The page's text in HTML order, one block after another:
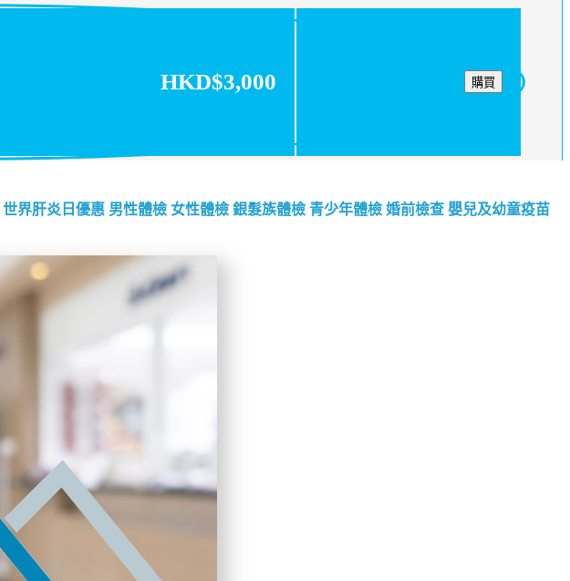
HKD$3,000 購買
世界肝炎日優惠 男性體檢 女性體檢 銀髮族體檢 青少年體檢 婚前檢查 嬰兒及幼童疫苗